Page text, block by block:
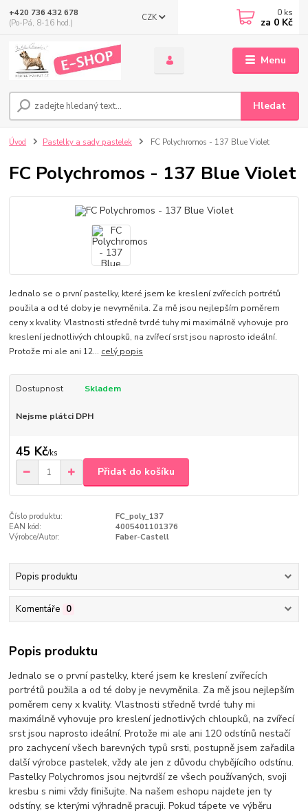
Menu
CZK
Hledat
+420 736 432 678
(Po-Pá, 8-16 hod.)
0 ks
za 0 Kč
Úvod Pastelky a sady pastelek FC Polychromos - 137 Blue Violet
FC Polychromos - 137 Blue Violet
Jednalo se o první pastelky, které jsem ke kreslení zvířecích portrétů
použila a od té doby je nevyměnila. Za mě jsou nejlepším poměrem
ceny x kvality. Vlastnosti středně tvrdé tuhy mi maximálně vyhovuje pro
kreslení jednotlivých chloupků, na zvířecí srst jsou naprosto ideální.
Protože mi ale ani 12... celý popis
Dostupnost Skladem
Nejsme plátci DPH
45 Kč/ks
Přidat do košíku
Číslo produktu:
FC_poly_137
EAN kód:
4005401101376
Výrobce/Autor:
Faber-Castell
Popis produktu
Komentáře 0
Popis produktu
Jednalo se o první pastelky, které jsem ke kreslení zvířecích
portrétů použila a od té doby je nevyměnila. Za mě jsou nejlepším
poměrem ceny x kvality. Vlastnosti středně tvrdé tuhy mi
maximálně vyhovuje pro kreslení jednotlivých chloupků, na zvířecí
srst jsou naprosto ideální. Protože mi ale ani 120 odstínů nestačí
pro zachycení všech barevných typů srsti, postupně jsem zařadila
další výrobce pastelek, vždy ale jen z důvodu chybějícího odstínu.
Pastelky Polychromos jsou nejtvrdší ze všech používaných, svoji
kresbu s nimi vždy finišujte. Na našem eshopu najdete jen ty
odstíny, se kterými výhradně pracuji. Pokud tápete ve výběru